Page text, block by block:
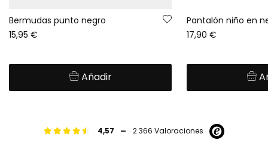
Bermudas punto negro
15,95 €
Añadir
Pantalón niño en
17,90 €
4,57 - 2.366 Valoraciones